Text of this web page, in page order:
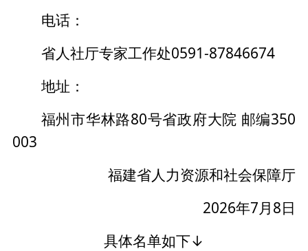
电话：
省人社厅专家工作处0591-87846674
地址：
福州市华林路80号省政府大院 邮编350
003
福建省人力资源和社会保障厅
2026年7月8日
具体名单如下↓